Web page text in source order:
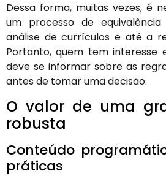
Dessa forma, muitas vezes, é
um processo de
análise de currículos e até a
Portanto, quem tem interesse
deve se informar sobre as
antes de tomar uma decisão.
O valor de uma
robusta
Conteúdo
práticas